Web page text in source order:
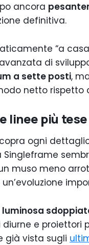
ancora
definitiva.
“a
di
a sette posti,
netto rispetto
linee più tese
ogni
Singleframe
muso meno
e proiettori
già vista sugli